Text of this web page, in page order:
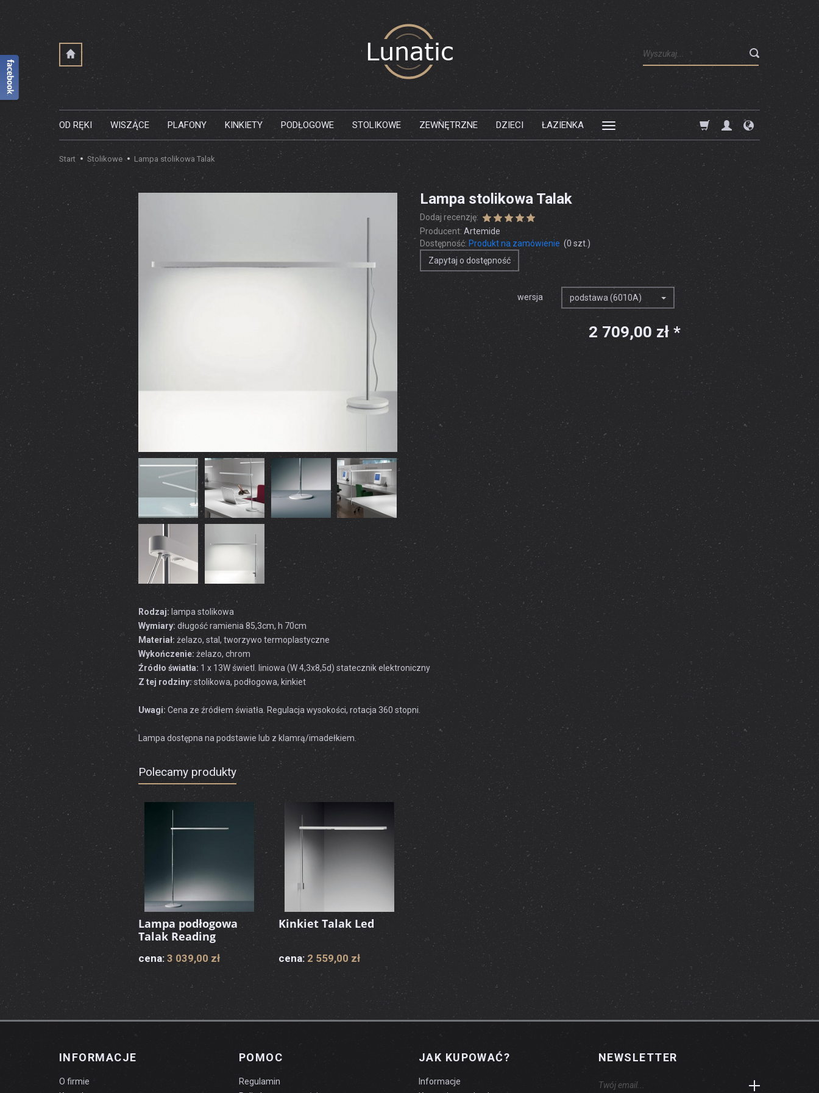
Wyszukaj
OD RĘKI WISZĄCE PLAFONY KINKIETY PODŁOGOWE STOLIKOWE ZEWNĘTRZNE DZIECI ŁAZIENKA
Start Stolikowe Lampa stolikowa Talak
Lampa stolikowa Talak
Dodaj recenzję:
Producent: Artemide
Dostępność: Produkt na zamówienie (0szt.)
Zapytaj o dostępność
wersja podstawa (6010A)
2 709,00 zł *
Rodzaj: lampa stolikowa
Wymiary: długość ramienia 85,3cm, h 70cm
Materiał: żelazo, stal, tworzywo termoplastyczne
Wykończenie:żelazo, chrom
Źródło światła: 1 x 13W świetl. liniowa (W 4,3x8,5d) statecznik elektroniczny
Z tej rodziny:stolikowa, podłogowa, kinkiet
Uwagi: Cena ze źródłem światła. Regulacja wysokości, rotacja 360 stopni.
Lampa dostępna na podstawie lub z klamrą/imadełkiem.
Polecamy produkty
Lampa podłogowa
Talak Reading
cena: 3 039,00 zł
Kinkiet Talak Led
cena: 2 559,00 zł
NEWSLETTER
INFORMACJE
O firmie
POMOC
Regulamin
JAK KUPOWAĆ?
Informacje